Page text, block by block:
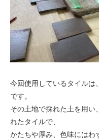
今回使用しているタイルは
です。
その土地で採れた土を用い
れたタイルで、
かたちや厚み、色味にはわ